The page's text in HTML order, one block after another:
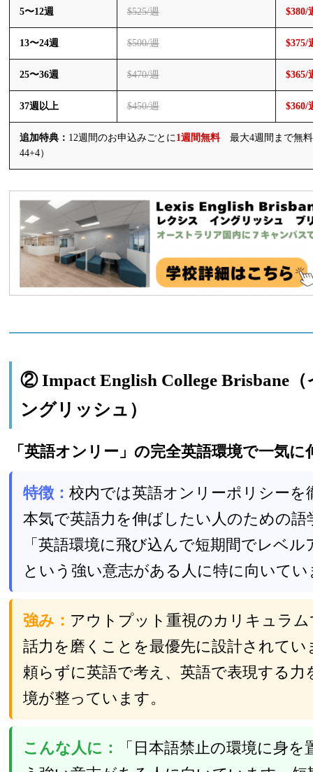
5〜12週 $525/週 $380/
13〜24週 $500/週 $375/
25〜36週 $470/週 $365/
37週以上 $450/週 $360/
追加特典： 12週間のお申込みごとに1週間無料最大4週間まで無料
44+4）
② Impact English College Brisbane
ングリッシュ）
「英語オンリー」の完全英語環境で一気に
特徴： 校内では英語オンリーポリシーを
本気で英語力を伸ばしたい人のための語
「英語環境に飛び込んで短期間でレベ
という強い意志がある人に特に向いてい
強み： アウトプット重視のカリキュラ
話力を磨くことを最優先に設計されてい
頼らずに英語で考え、英語で表現する力
境が整っています。
こんな人に：
「日本語禁止の環境に身